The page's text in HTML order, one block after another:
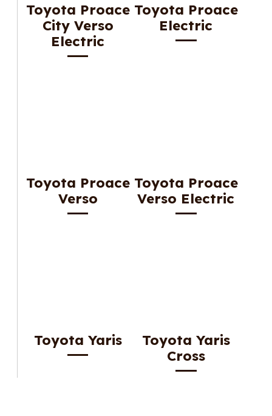
Toyota Proace
City Verso
Electric
Toyota Proace
Electric
Toyota Proace
Verso
Toyota Proace
Verso Electric
Toyota Yaris
Toyota Yaris
Cross